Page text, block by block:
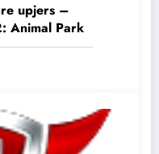
upjers –
Animal Park